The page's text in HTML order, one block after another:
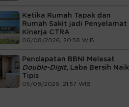
Ketika Rumah Tapak dan
Rumah Sakit jadi Penyelamat
Kinerja CTRA
06/08/2026, 20:58 WIB
Pendapatan BBNI Melesat
Double-Digit, Laba Bersih Naik
Tipis
05/08/2026, 21:57 WIB